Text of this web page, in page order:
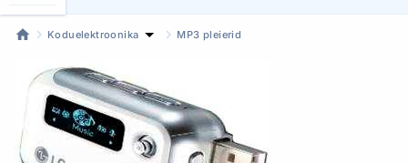
Koduelektroonika MP3 pleierid